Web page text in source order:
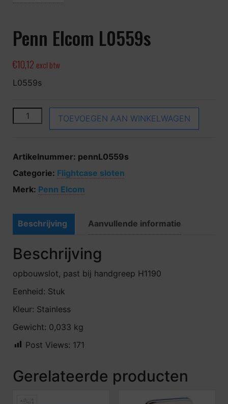
Penn Elcom L0559s
€10,12 excl btw
L0559s
Penn Elcom L0559s aantal
TOEVOEGEN AAN WINKELWAGEN
Artikelnummer: pennL0559s
Categorie: Flightcase sloten
Merk: Penn Elcom
Beschrijving Aanvullende informatie
Beschrijving
opbouwslot, past bij handgreep H1190
Eenheid: Stuk
Kleur: Stainless
Gewicht: 0,033 kg
Post Views: 171
Gerelateerde producten